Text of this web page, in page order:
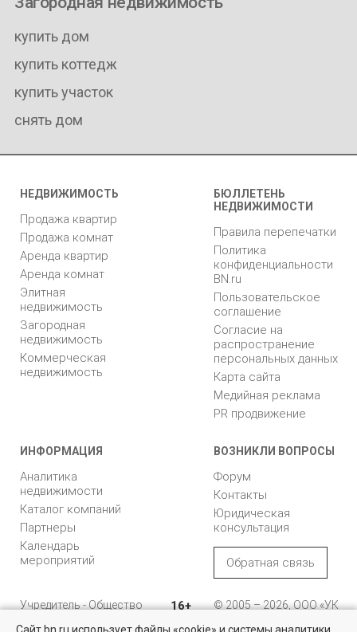
купить дом
купить коттедж
купить участок
снять дом
НЕДВИЖИМОСТЬ
Продажа квартир
Продажа комнат
Аренда квартир
Аренда комнат
Элитная
недвижимость
Загородная
недвижимость
Коммерческая
недвижимость
БЮЛЛЕТЕНЬ
НЕДВИЖИМОСТИ
Правила перепечатки
Политика
конфиденциальности
BN.ru
Пользовательское
соглашение
Согласие на
распространение
персональных данных
Карта сайта
Медийная реклама
PR продвижение
ИНФОРМАЦИЯ
Аналитика
недвижимости
Каталог компаний
Партнеры
Календарь
мероприятий
ВОЗНИКЛИ ВОПРОСЫ
Форум
Контакты
Юридическая
консультация
Обратная связь
Учредитель - Общество
16+
© 2005 – 2026, ООО «УК